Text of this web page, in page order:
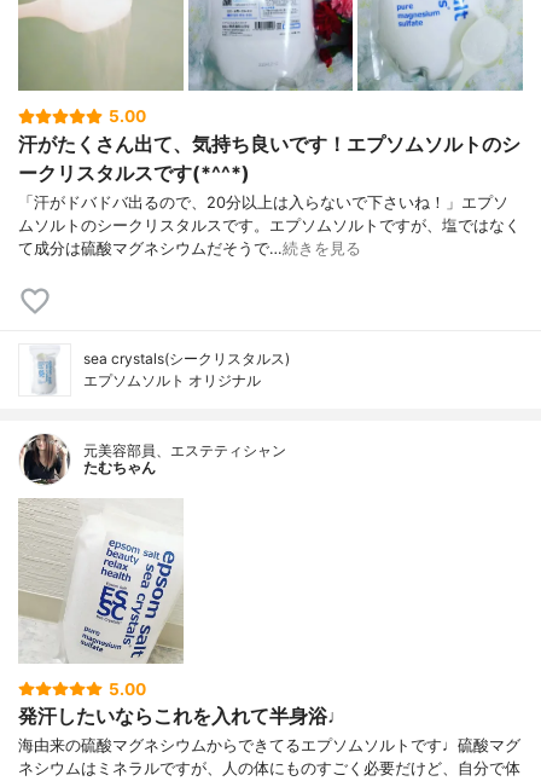
5.00
汗がたくさん出て、気持ち良いです！エプソムソルトのシ
ークリスタルスです(*^^*)
「汗がドバドバ出るので、20分以上は入らないで下さいね！」エプソ
ムソルトのシークリスタルスです。エプソムソルトですが、塩ではなく
て成分は硫酸マグネシウムだそうで…続きを見る
sea crystals(シークリスタルス)
エプソムソルト オリジナル
元美容部員、エステティシャン
たむちゃん
5.00
発汗したいならこれを入れて半身浴♩
海由来の硫酸マグネシウムからできてるエプソムソルトです♩硫酸マグ
ネシウムはミネラルですが、人の体にものすごく必要だけど、自分で体